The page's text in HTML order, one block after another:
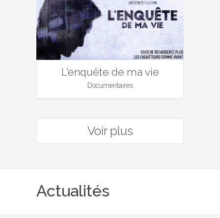
L'enquête de ma vie
Documentaires
Voir plus
Actualités